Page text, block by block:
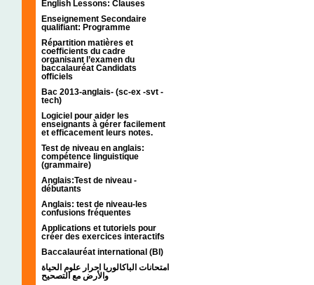
English Lessons: Clauses
Enseignement Secondaire
qualifiant: Programme
Répartition matières et
coefficients du cadre
organisant l’examen du
baccalauréat Candidats
officiels
Bac 2013-anglais- (sc-ex -svt -
tech)
Logiciel pour aider les
enseignants à gérer facilement
et efficacement leurs notes.
Test de niveau en anglais:
compétence linguistique
(grammaire)
Anglais:Test de niveau -
débutants
Anglais: test de niveau-les
confusions fréquentes
Applications et tutoriels pour
créer des exercices interactifs
Baccalauréat international (BI)
امتحانات الباكالوريا احرار علوم الحياة
والأرض مع التصحيح